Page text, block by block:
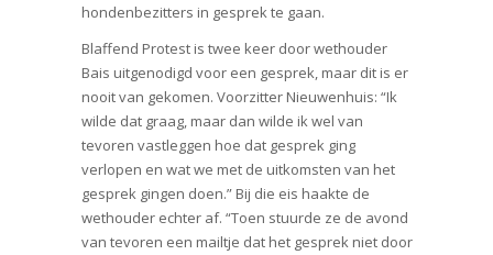
hondenbezitters in gesprek te gaan.
Blaffend Protest is twee keer door wethouder
Bais uitgenodigd voor een gesprek, maar dit is er
nooit van gekomen. Voorzitter Nieuwenhuis: “Ik
wilde dat graag, maar dan wilde ik wel van
tevoren vastleggen hoe dat gesprek ging
verlopen en wat we met de uitkomsten van het
gesprek gingen doen.” Bij die eis haakte de
wethouder echter af. “Toen stuurde ze de avond
van tevoren een mailtje dat het gesprek niet door